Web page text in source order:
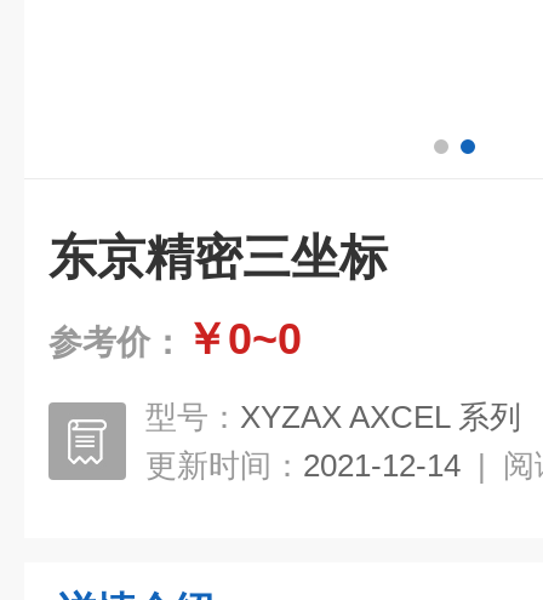
东京精密三坐标
参考价： ￥0~0
型号： XYZAX AXCEL 系列
更新时间： 2021-12-14 | 阅